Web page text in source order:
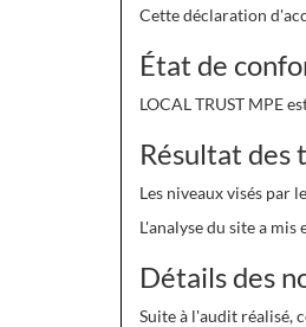
Cette déclaration
État de
LOCAL TRUST MPE
Résultat des
Les niveaux visés par
L'analyse du site a
Détails des
Suite à l'audit réalisé,